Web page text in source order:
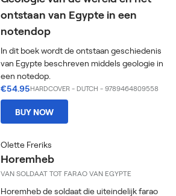
ontstaan van Egypte in een
notendop
In dit boek wordt de ontstaan geschiedenis
van Egypte beschreven middels geologie in
een notedop.
€54.95HARDCOVER - DUTCH - 9789464809558
BUY NOW
Olette Freriks
Horemheb
VAN SOLDAAT TOT FARAO VAN EGYPTE
Horemheb de soldaat die uiteindelijk farao